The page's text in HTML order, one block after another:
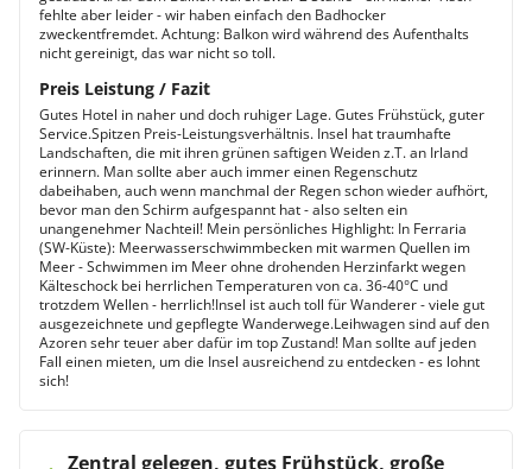
fehlte aber leider - wir haben einfach den Badhocker
zweckentfremdet. Achtung: Balkon wird während des Aufenthalts
nicht gereinigt, das war nicht so toll.
Preis Leistung / Fazit
Gutes Hotel in naher und doch ruhiger Lage. Gutes Frühstück, guter
Service.Spitzen Preis-Leistungsverhältnis. Insel hat traumhafte
Landschaften, die mit ihren grünen saftigen Weiden z.T. an Irland
erinnern. Man sollte aber auch immer einen Regenschutz
dabeihaben, auch wenn manchmal der Regen schon wieder aufhört,
bevor man den Schirm aufgespannt hat - also selten ein
unangenehmer Nachteil! Mein persönliches Highlight: In Ferraria
(SW-Küste): Meerwasserschwimmbecken mit warmen Quellen im
Meer - Schwimmen im Meer ohne drohenden Herzinfarkt wegen
Kälteschock bei herrlichen Temperaturen von ca. 36-40°C und
trotzdem Wellen - herrlich!Insel ist auch toll für Wanderer - viele gut
ausgezeichnete und gepflegte Wanderwege.Leihwagen sind auf den
Azoren sehr teuer aber dafür im top Zustand! Man sollte auf jeden
Fall einen mieten, um die Insel ausreichend zu entdecken - es lohnt
sich!
Zentral gelegen, gutes Frühstück, große